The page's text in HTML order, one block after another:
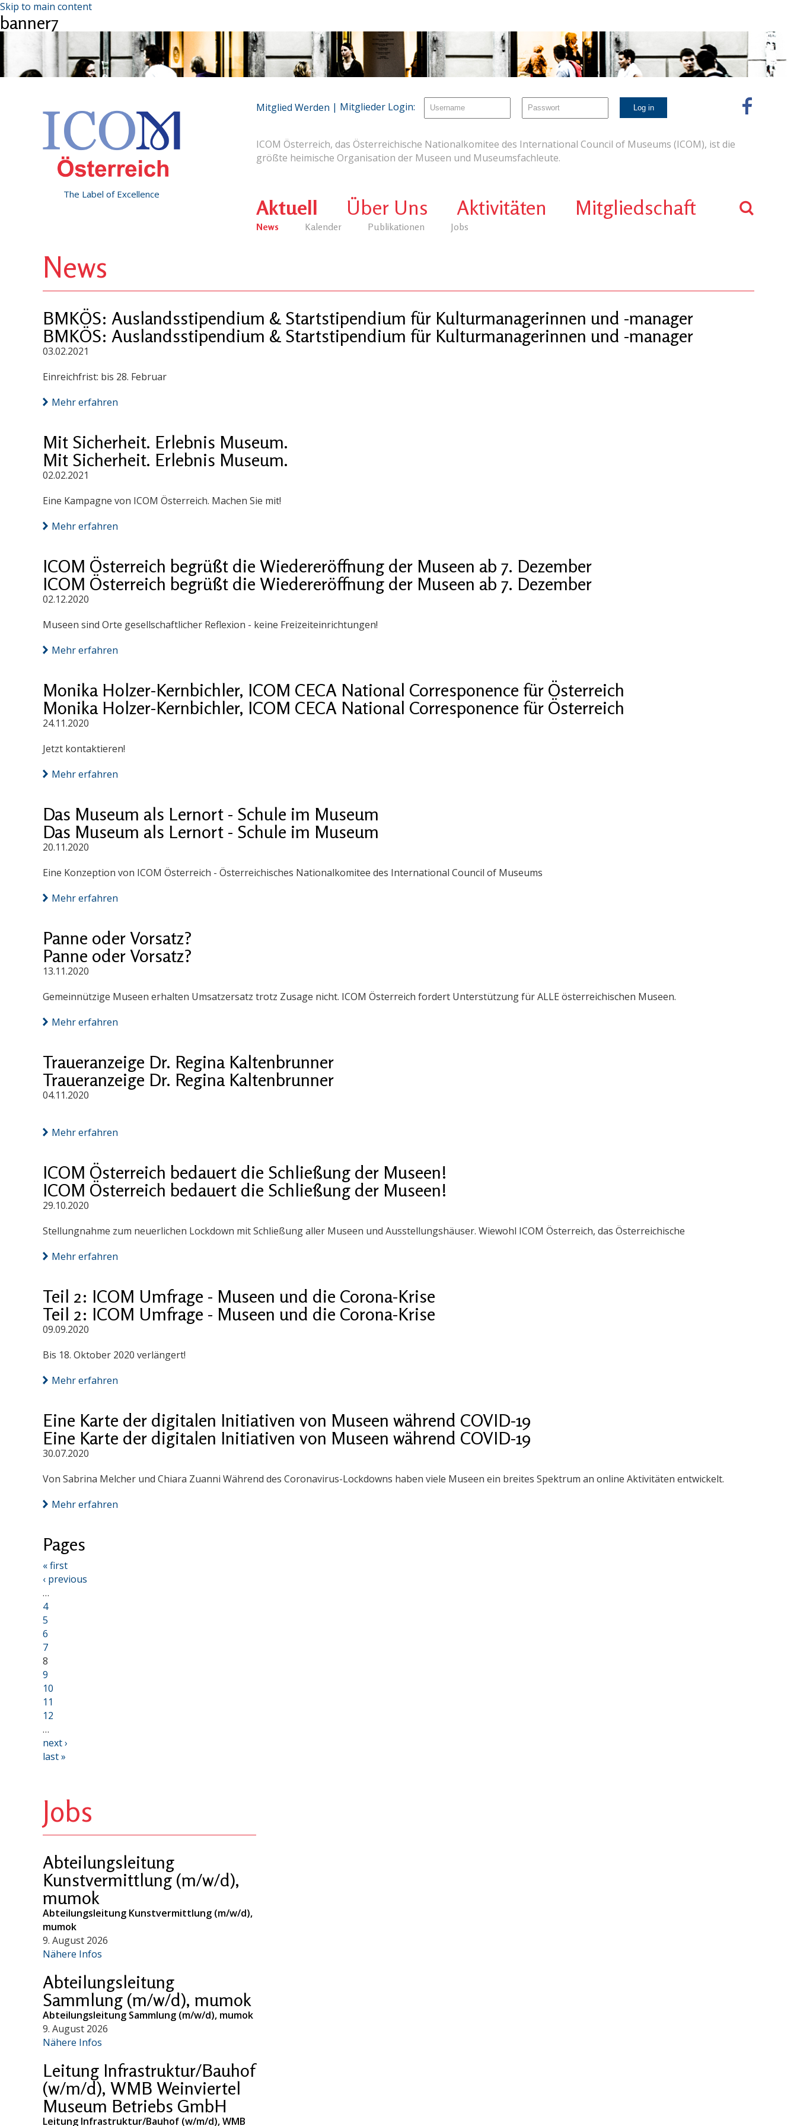
Skip to main content
banner7
The Label of Excellence
ICOM Österreich, das Österreichische Nationalkomitee des International Council of Museums (ICOM), ist die
größte heimische Organisation der Museen und Museumsfachleute.
Aktuell
News Kalender Publikationen Jobs
Über Uns Aktivitäten Mitgliedschaft
Mitglied Werden | Mitglieder Login:
News
BMKÖS: Auslandsstipendium & Startstipendium für Kulturmanagerinnen und -manager
BMKÖS: Auslandsstipendium & Startstipendium für Kulturmanagerinnen und -manager
03.02.2021
Einreichfrist: bis 28. Februar
Mehr erfahren
Mit Sicherheit. Erlebnis Museum.
Mit Sicherheit. Erlebnis Museum.
02.02.2021
Eine Kampagne von ICOM Österreich. Machen Sie mit!
Mehr erfahren
ICOM Österreich begrüßt die Wiedereröffnung der Museen ab 7. Dezember
ICOM Österreich begrüßt die Wiedereröffnung der Museen ab 7. Dezember
02.12.2020
Museen sind Orte gesellschaftlicher Reflexion - keine Freizeiteinrichtungen!
Mehr erfahren
Monika Holzer-Kernbichler, ICOM CECA National Corresponence für Österreich
Monika Holzer-Kernbichler, ICOM CECA National Corresponence für Österreich
24.11.2020
Jetzt kontaktieren!
Mehr erfahren
Das Museum als Lernort - Schule im Museum
Das Museum als Lernort - Schule im Museum
20.11.2020
Eine Konzeption von ICOM Österreich - Österreichisches Nationalkomitee des International Council of Museums
Mehr erfahren
Panne oder Vorsatz?
Panne oder Vorsatz?
13.11.2020
Gemeinnützige Museen erhalten Umsatzersatz trotz Zusage nicht. ICOM Österreich fordert Unterstützung für ALLE österreichischen Museen.
Mehr erfahren
Traueranzeige Dr. Regina Kaltenbrunner
Traueranzeige Dr. Regina Kaltenbrunner
04.11.2020
Mehr erfahren
ICOM Österreich bedauert die Schließung der Museen!
ICOM Österreich bedauert die Schließung der Museen!
29.10.2020
Stellungnahme zum neuerlichen Lockdown mit Schließung aller Museen und Ausstellungshäuser. Wiewohl ICOM Österreich, das Österreichische
Mehr erfahren
Teil 2: ICOM Umfrage - Museen und die Corona-Krise
Teil 2: ICOM Umfrage - Museen und die Corona-Krise
09.09.2020
Bis 18. Oktober 2020 verlängert!
Mehr erfahren
Eine Karte der digitalen Initiativen von Museen während COVID-19
Eine Karte der digitalen Initiativen von Museen während COVID-19
30.07.2020
Von Sabrina Melcher und Chiara Zuanni Während des Coronavirus-Lockdowns haben viele Museen ein breites Spektrum an online Aktivitäten entwickelt.
Mehr erfahren
Pages
« first
‹ previous
…
4
5
6
7
8
9
10
11
12
…
next ›
last »
Jobs
Abteilungsleitung
Kunstvermittlung (m/w/d),
mumok
Abteilungsleitung Kunstvermittlung (m/w/d),
mumok
9. August 2026
Nähere Infos
Abteilungsleitung
Sammlung (m/w/d), mumok
Abteilungsleitung Sammlung (m/w/d), mumok
9. August 2026
Nähere Infos
Leitung Infrastruktur/Bauhof
(w/m/d), WMB Weinviertel
Museum Betriebs GmbH
Leitung Infrastruktur/Bauhof (w/m/d), WMB